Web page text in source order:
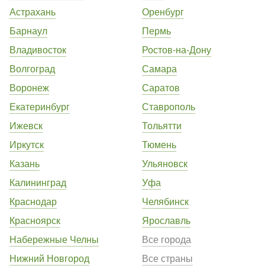
Астрахань
Барнаул
Владивосток
Волгоград
Воронеж
Екатеринбург
Ижевск
Иркутск
Казань
Калининград
Краснодар
Красноярск
Набережные Челны
Нижний Новгород
Оренбург
Пермь
Ростов-на-Дону
Самара
Саратов
Ставрополь
Тольятти
Тюмень
Ульяновск
Уфа
Челябинск
Ярославль
Все города
Все страны